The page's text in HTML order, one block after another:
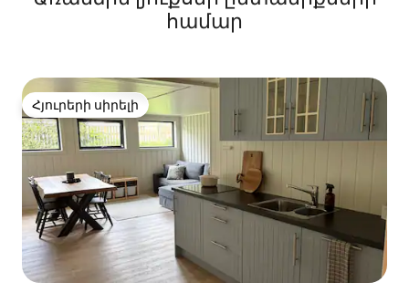
համար
Հյուրերի սիրելի
Հյուրերի սիրելի